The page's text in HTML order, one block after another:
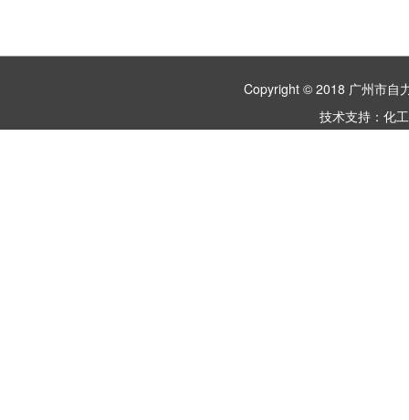
Copyright © 2018 广州市
技术支持： 化